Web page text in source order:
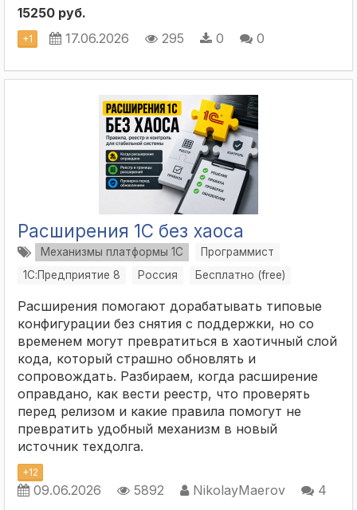
15250 руб.
+1 17.06.2026 295 0 0
Расширения 1С без хаоса
Механизмы платформы 1С
Программист
1С:Предприятие 8
Россия Бесплатно (free)
Расширения помогают дорабатывать типовые
конфигурации без снятия с поддержки, но со
временем могут превратиться в хаотичный слой
кода, который страшно обновлять и
сопровождать. Разбираем, когда расширение
оправдано, как вести реестр, что проверять
перед релизом и какие правила помогут не
превратить удобный механизм в новый
источник техдолга.
+12
09.06.2026 5892 NikolayMaerov 4